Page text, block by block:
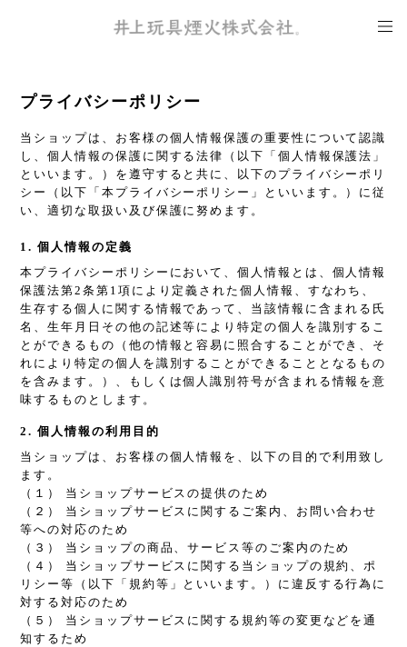
プライバシーポリシー
当ショップは、お客様の個人情報保護の重要性について認識
し、個人情報の保護に関する法律（以下「個人情報保護法」
といいます。）を遵守すると共に、以下のプライバシーポリ
シー（以下「本プライバシーポリシー」といいます。）に従
い、適切な取扱い及び保護に努めます。
1. 個人情報の定義
本プライバシーポリシーにおいて、個人情報とは、個人情報
保護法第2条第1項により定義された個人情報、すなわち、
生存する個人に関する情報であって、当該情報に含まれる氏
名、生年月日その他の記述等により特定の個人を識別するこ
とができるもの（他の情報と容易に照合することができ、そ
れにより特定の個人を識別することができることとなるもの
を含みます。）、もしくは個人識別符号が含まれる情報を意
味するものとします。
2. 個人情報の利用目的
当ショップは、お客様の個人情報を、以下の目的で利用致し
ます。
（１） 当ショップサービスの提供のため
（２） 当ショップサービスに関するご案内、お問い合わせ
等への対応のため
（３） 当ショップの商品、サービス等のご案内のため
（４） 当ショップサービスに関する当ショップの規約、ポ
リシー等（以下「規約等」といいます。）に違反する行為に
対する対応のため
（５） 当ショップサービスに関する規約等の変更などを通
知するため